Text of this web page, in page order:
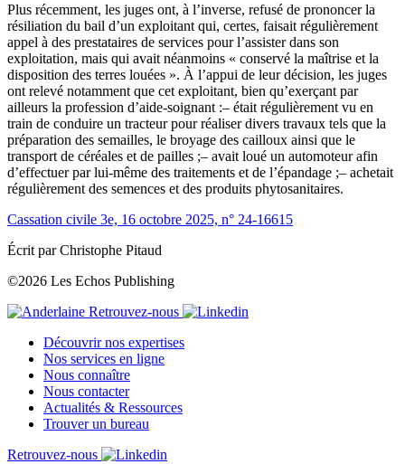
Plus récemment, les juges ont, à l’inverse, refusé de prononcer la
résiliation du bail d’un exploitant qui, certes, faisait régulièrement
appel à des prestataires de services pour l’assister dans son
exploitation, mais qui avait néanmoins « conservé la maîtrise et la
disposition des terres louées ». À l’appui de leur décision, les juges
ont relevé notamment que cet exploitant, bien qu’exerçant par
ailleurs la profession d’aide-soignant :– était régulièrement vu en
train de conduire un tracteur pour réaliser divers travaux tels que la
préparation des semailles, le broyage des cailloux ainsi que le
transport de céréales et de pailles ;– avait loué un automoteur afin
d’effectuer par lui-même des traitements et de l’épandage ;– achetait
régulièrement des semences et des produits phytosanitaires.
Cassation civile 3e, 16 octobre 2025, n° 24-16615
Écrit par Christophe Pitaud
©2026 Les Echos Publishing
Retrouvez-nous
Découvrir nos expertises
Nos services en ligne
Nous connaître
Nous contacter
Actualités & Ressources
Trouver un bureau
Retrouvez-nous